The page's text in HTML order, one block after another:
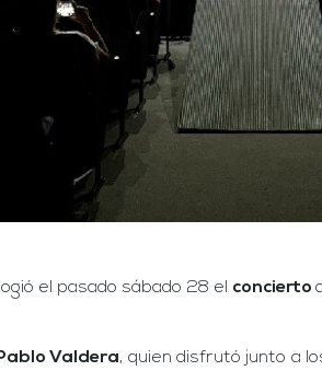
el pasado sábado 28 el concierto
Valdera, quien disfrutó junto a